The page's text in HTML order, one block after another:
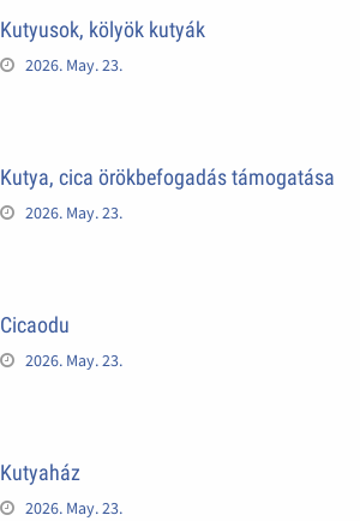
Kutyusok, kölyök kutyák
2026. May. 23.
Kutya, cica örökbefogadás támogatása
2026. May. 23.
Cicaodu
2026. May. 23.
Kutyaház
2026. May. 23.